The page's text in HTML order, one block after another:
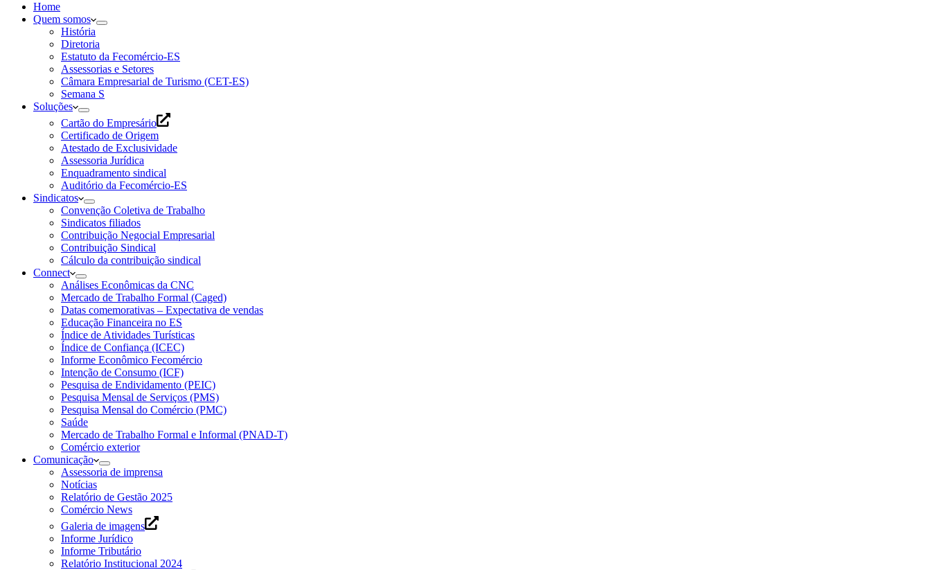
Home
Quem somos
História
Diretoria
Estatuto da Fecomércio-ES
Assessorias e Setores
Câmara Empresarial de Turismo (CET-ES)
Semana S
Soluções
Cartão do Empresário
Certificado de Origem
Atestado de Exclusividade
Assessoria Jurídica
Enquadramento sindical
Auditório da Fecomércio-ES
Sindicatos
Convenção Coletiva de Trabalho
Sindicatos filiados
Contribuição Negocial Empresarial
Contribuição Sindical
Cálculo da contribuição sindical
Connect
Análises Econômicas da CNC
Mercado de Trabalho Formal (Caged)
Datas comemorativas – Expectativa de vendas
Educação Financeira no ES
Índice de Atividades Turísticas
Índice de Confiança (ICEC)
Informe Econômico Fecomércio
Intenção de Consumo (ICF)
Pesquisa de Endividamento (PEIC)
Pesquisa Mensal de Serviços (PMS)
Pesquisa Mensal do Comércio (PMC)
Saúde
Mercado de Trabalho Formal e Informal (PNAD-T)
Comércio exterior
Comunicação
Assessoria de imprensa
Notícias
Relatório de Gestão 2025
Comércio News
Galeria de imagens
Informe Jurídico
Informe Tributário
Relatório Institucional 2024